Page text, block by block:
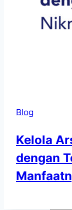
Blog
Kelola
dengan